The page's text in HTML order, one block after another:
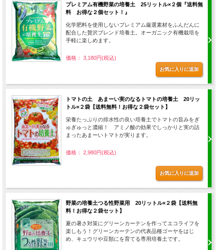
プレミアム有機野菜の培養土 25リットル×２個『送料無
料 お得な２個セット！』
化学肥料を使用しないプレミアム厳選素材をふんだんに
配合した贅沢ブレンド培養土。オーガニック有機栽培を
手軽に楽しめます。
価格： 3,180円(税込)
トマトの土 あまーい実のなるトマトの培養土 20リッ
トル×２袋【送料無料！お得な２袋セット】
栄養たっぷりの排水性の良い培養土でトマトの旨みをぎ
ゅぎゅっと濃縮！ アミノ酸の効果でしっかりと実の詰
まったあまーいトマトが実ります。
価格： 2,980円(税込)
野菜の培養土つる性野菜用 20リットル×２袋【送料無
料！お得な２袋セット】
夏の暑さ対策にグリーンカーテンを作ってエコライフを
楽しもう！グリーンカーテンの代表品種ゴーヤをはじ
め、キュウリや豆類にを育てる専用培養土です。